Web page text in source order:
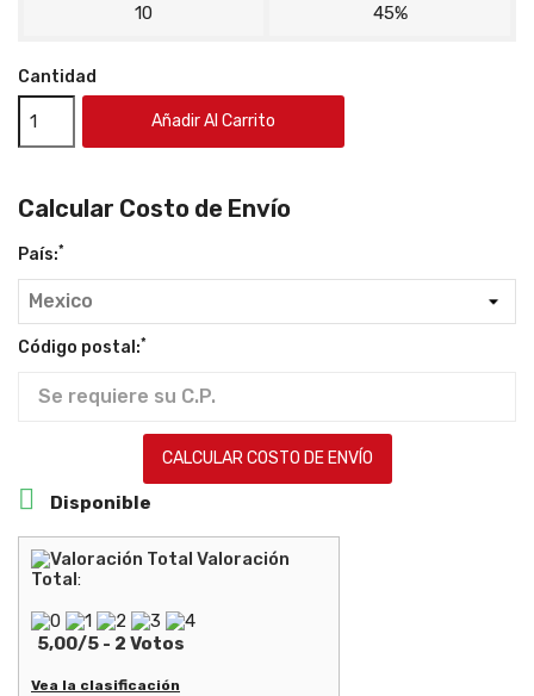
10 45%
Cantidad
Añadir Al Carrito
Calcular Costo de Envío
País:*
Código postal:*
CALCULAR COSTO DE ENVÍO
 Disponible
Valoración
Total :
5,00/5 - 2 Votos
Vea la clasificación